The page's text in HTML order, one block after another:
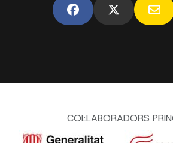
COL·LABORADORS